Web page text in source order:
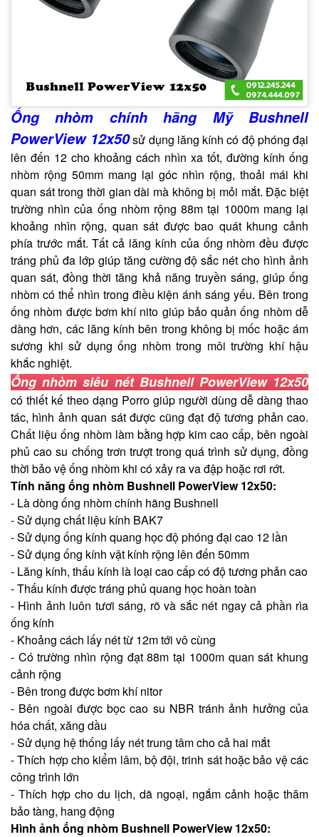
Ống nhòm ngày Bushnell PowerView 12x50
dòng sản phẩm chính hãng, chất lượng cao của Mỹ, ống
nhòm được ứng dụng các công nghệ vô cùng hiện đại
nhằm mang đến cho người dùng chất lượng quang học tốt
nhất. Ống nhòm sử dụng phổ biến trong các hoạt động du
lịch, ngắm thú, tuần tra, săn ong, tầm lan,….
Ống nhòm chính hãng Mỹ Bushnell
PowerView 12x50sử dụng lăng kính có độ phóng đại
lên đến 12 cho khoảng cách nhìn xa tốt, đường kính ống
nhòm rộng 50mm mang lại góc nhìn rộng, thoải mái khi
quan sát trong thời gian dài mà không bị mỏi mắt. Đặc biệt
trường nhìn của ống nhòm rộng 88m tại 1000m mang lại
khoảng nhìn rộng, quan sát được bao quát khung cảnh
phía trước mắt. Tất cả lăng kính của ống nhòm đều được
tráng phủ đa lớp giúp tăng cường độ sắc nét cho hình ảnh
quan sát, đồng thời tăng khả năng truyền sáng, giúp ống
nhòm có thể nhìn trong điều kiện ánh sáng yếu. Bên trong
ống nhòm được bơm khí nito giúp bảo quản ống nhòm dễ
dàng hơn, các lăng kính bên trong không bị mốc hoặc ám
sương khi sử dụng ống nhòm trong môi trường khí hậu
khắc nghiệt.
Ống nhòm siêu nét Bushnell PowerView 12x50
có thiết kế theo dạng Porro giúp người dùng dễ dàng thao
tác, hình ảnh quan sát được cũng đạt độ tương phản cao.
Chất liệu ống nhòm làm bằng hợp kim cao cấp, bên ngoài
phủ cao su chống trơn trượt trong quá trình sử dụng, đồng
thời bảo vệ ống nhòm khi có xảy ra va đập hoặc rơi rớt.
Tính năng ống nhòm Bushnell PowerView 12x50:
- Là dòng ống nhòm chính hãng Bushnell
- Sử dụng chất liệu kính BAK7
- Sử dụng ống kính quang học độ phóng đại cao 12 lần
- Sử dụng ống kính vật kính rộng lên đến 50mm
- Lăng kính, thấu kính là loại cao cấp có độ tương phản cao
- Thấu kính được tráng phủ quang học hoàn toàn
- Hình ảnh luôn tươi sáng, rõ và sắc nét ngay cả phần rìa
ống kính
- Khoảng cách lấy nét từ 12m tới vô cùng
- Có trường nhìn rộng đạt 88m tại 1000m quan sát khung
cảnh rộng
- Bên trong được bơm khí nitor
- Bên ngoài được bọc cao su NBR tránh ảnh hưởng của
hóa chất, xăng dầu
- Sử dụng hệ thống lấy nét trung tâm cho cả hai mắt
- Thích hợp cho kiểm lâm, bộ đội, trinh sát hoặc bảo vệ các
công trình lớn
- Thích hợp cho du lịch, dã ngoại, ngắm cảnh hoặc thăm
bảo tàng, hang động
Hình ảnh ống nhòm Bushnell PowerView 12x50: